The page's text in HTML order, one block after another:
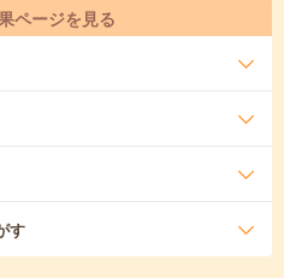
ページを見る
す